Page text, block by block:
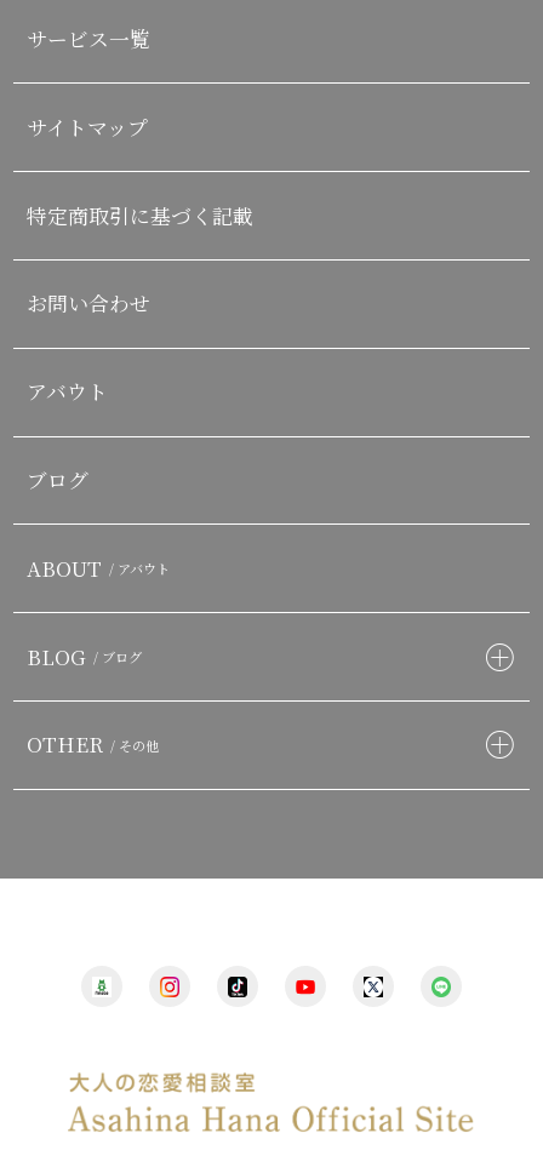
サービス一覧
サイトマップ
特定商取引に基づく記載
お問い合わせ
アバウト
ブログ
ABOUT / アバウト
BLOG / ブログ
OTHER / その他